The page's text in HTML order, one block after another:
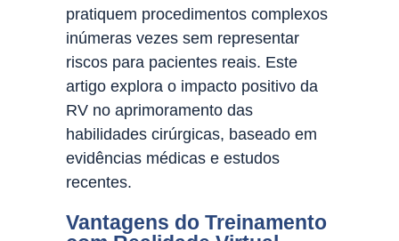
pratiquem procedimentos complexos
inúmeras vezes sem representar
riscos para pacientes reais. Este
artigo explora o impacto positivo da
RV no aprimoramento das
habilidades cirúrgicas, baseado em
evidências médicas e estudos
recentes.
Vantagens do Treinamento